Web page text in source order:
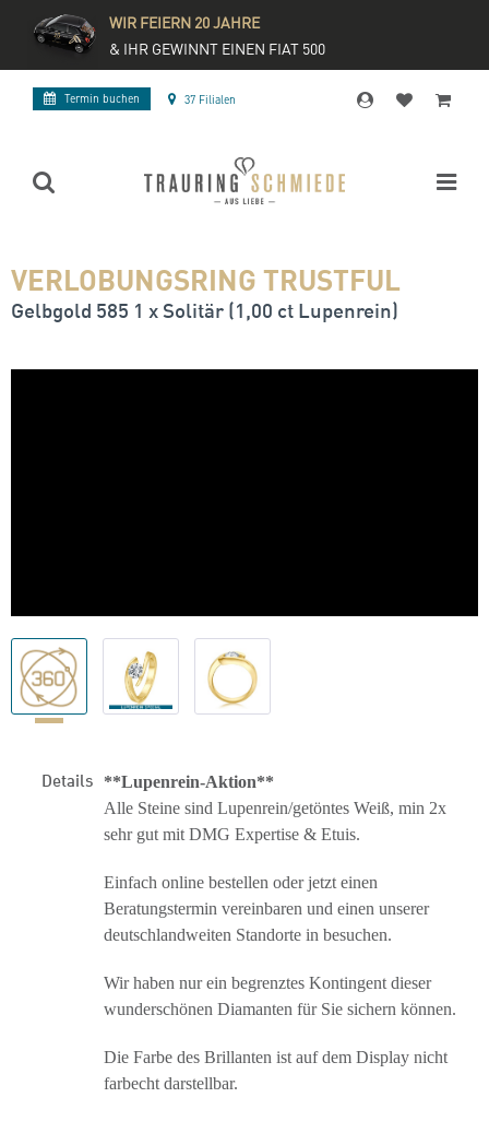
WIR FEIERN 20 JAHRE
& IHR GEWINNT EINEN FIAT 500
Termin buchen 37 Filialen
VERLOBUNGSRING TRUSTFUL
Gelbgold 585 1 x Solitär (1,00 ct Lupenrein)
Details
**Lupenrein-Aktion**
Alle Steine sind Lupenrein/getöntes Weiß, min 2x
sehr gut mit DMG Expertise & Etuis.
Einfach online bestellen oder jetzt einen
Beratungstermin vereinbaren und einen unserer
deutschlandweiten Standorte in besuchen.
Wir haben nur ein begrenztes Kontingent dieser
wunderschönen Diamanten für Sie sichern können.
Die Farbe des Brillanten ist auf dem Display nicht
farbecht darstellbar.